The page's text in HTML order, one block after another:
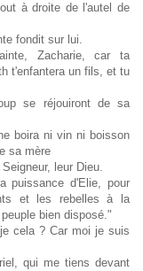
à droite de l'autel de
fondit sur lui.
Zacharie, car ta
t'enfantera un fils, et tu
se réjouiront de sa
boira ni vin ni boisson
sa mère
leur Dieu.
puissance d'Elie, pour
et les rebelles à la
bien disposé."
cela ? Car moi je suis
qui me tiens devant